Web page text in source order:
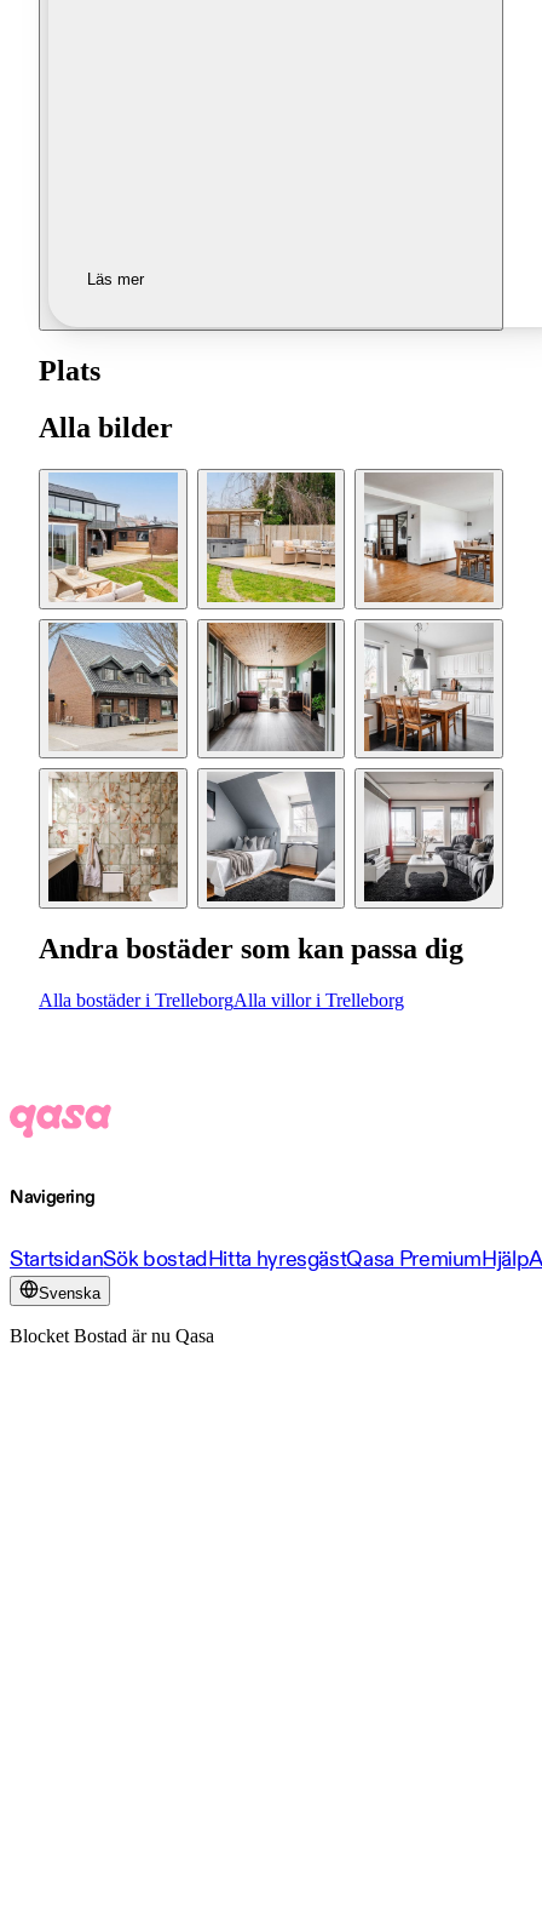
Läs mer
Plats
Alla bilder
Andra bostäder som kan passa dig
Alla bostäder i TrelleborgAlla villor i Trelleborg
Navigering
StartsidanSök bostadHitta hyresgästQasa PremiumHjälp
Svenska
Blocket Bostad är nu Qasa